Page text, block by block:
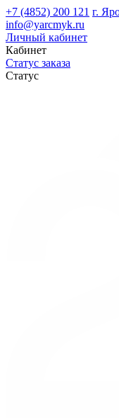
+7 (4852) 200 121 г.
info@yarcmyk.ru
Личный кабинет
Кабинет
Статус заказа
Статус